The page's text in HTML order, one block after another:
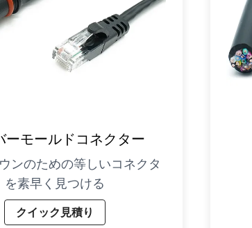
ーモールドコネクター
ンのための等しいコネクタ
を素早く見つける
クイック見積り